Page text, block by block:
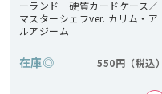
ーランド 硬質カードケース／
マスターシェフver. カリム・ア
ルアジーム
在庫◎ 550円